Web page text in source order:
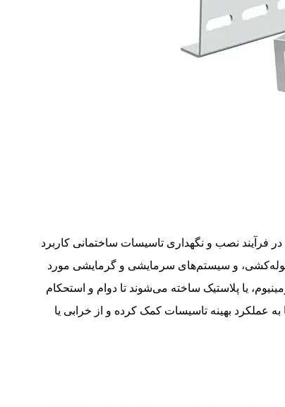
نصب و نگهداری تاسیسات ساختمانی کاربرد
لوله‌کشی، و سیستم‌های سرمایشی و گرمایشی مورد
یا پلاستیک ساخته می‌شوند تا دوام و استحکام
عملکرد بهینه تاسیسات کمک کرده و از خرابی یا